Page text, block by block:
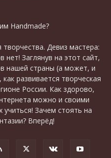
Handmade?
Девиз мастера:
нет! Заглянув на этот сайт,
нашей страны (а может, и
развивается творческая
России. Как здорово,
можно и своими
учиться! Зачем стоять на
Вперёд!